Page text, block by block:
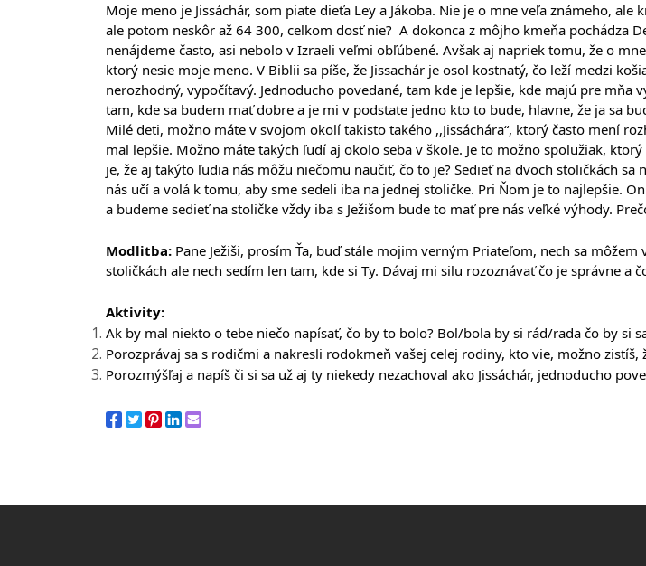
Moje meno je Jissáchár, som piate dieťa Ley a Jákoba. Nie je o mne veľa známeho,
ale potom neskôr až 64 300, celkom dosť nie?  A dokonca z môjho kmeňa pochádza
nenájdeme často, asi nebolo v Izraeli veľmi obľúbené. Avšak aj napriek tomu, že o
ktorý nesie moje meno. V Biblii sa píše, že Jissachár je osol kostnatý, čo leží medzi
nerozhodný, vypočítavý. Jednoducho povedané, tam kde je lepšie, kde majú pre
tam, kde sa budem mať dobre a je mi v podstate jedno kto to bude, hlavne, že ja sa
Milé deti, možno máte v svojom okolí takisto takého ,,Jissáchára“, ktorý často mení
mal lepšie. Možno máte takých ľudí aj okolo seba v škole. Je to možno spolužiak,
je, že aj takýto ľudia nás môžu niečomu naučiť, čo to je? Sedieť na dvoch stoličkách sa
nás učí a volá k tomu, aby sme sedeli iba na jednej stoličke. Pri Ňom je to najlepšie.
a budeme sedieť na stoličke vždy iba s Ježišom bude to mať pre nás veľké výhody.
Modlitba: Pane Ježiši, prosím Ťa, buď stále mojim verným Priateľom, nech sa
stoličkách ale nech sedím len tam, kde si Ty. Dávaj mi silu rozoznávať čo je správne a
Aktivity:
Ak by mal niekto o tebe niečo napísať, čo by to bolo? Bol/bola by si rád/rada čo by si
Porozprávaj sa s rodičmi a nakresli rodokmeň vašej celej rodiny, kto vie, možno
Porozmýšľaj a napíš či si sa už aj ty niekedy nezachoval ako Jissáchár, jednoducho